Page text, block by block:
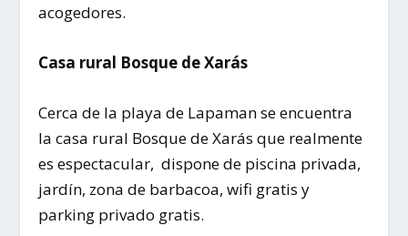
acogedores.
Casa rural Bosque de Xarás
Cerca de la playa de Lapaman se encuentra
la casa rural Bosque de Xarás que realmente
es espectacular, dispone de piscina privada,
jardín, zona de barbacoa, wifi gratis y
parking privado gratis.